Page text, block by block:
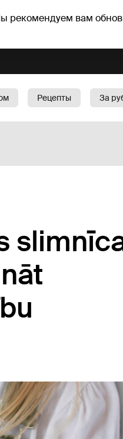
рекомендуем вам
Рецепты За